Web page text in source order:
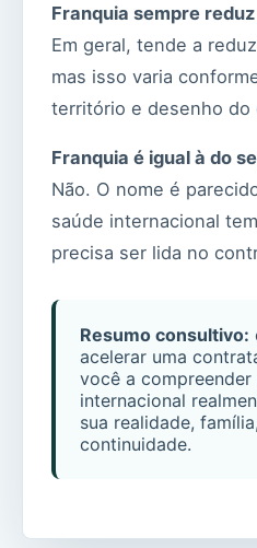
Franquia sempre
Em geral, tende a
mas isso varia
território e desenho do
Franquia é igual à do
Não. O nome é
saúde internacional
precisa ser lida no
Resumo consultivo:
acelerar uma
você a compreender
internacional
sua realidade,
continuidade.